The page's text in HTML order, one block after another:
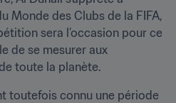
Monde des Clubs de la FIFA,
sera l’occasion pour ce
de se mesurer aux
toute la planète.
toutefois connu une période